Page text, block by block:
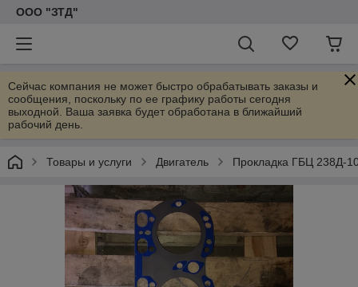
ООО "ЗТД"
Сейчас компания не может быстро обрабатывать заказы и
сообщения, поскольку по ее графику работы сегодня
выходной. Ваша заявка будет обработана в ближайший
рабочий день.
Товары и услуги Двигатель Прокладка ГБЦ 238Д-